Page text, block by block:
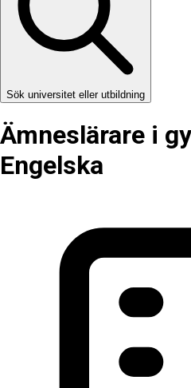
Sök universitet eller utbildning
Ämneslärare i
Engelska